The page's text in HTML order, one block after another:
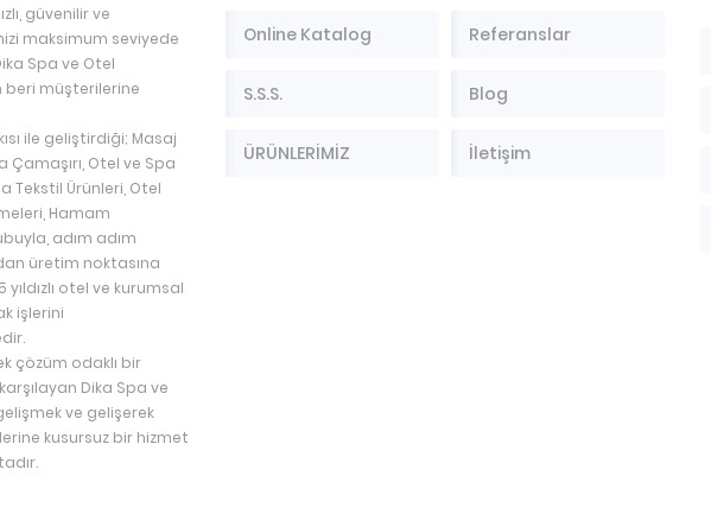
güvenilir ve
maksimum seviyede
Spa ve Otel
beri müşterilerine
ile geliştirdiği; Masaj
Çamaşırı, Otel ve Spa
Tekstil Ürünleri, Otel
Hamam
adım adım
üretim noktasına
otel ve kurumsal
işlerini
çözüm odaklı bir
Dika Spa ve
ve gelişerek
kusursuz bir hizmet
Online Katalog Referanslar
S.S.S. Blog
ÜRÜNLERİMİZ İletişim